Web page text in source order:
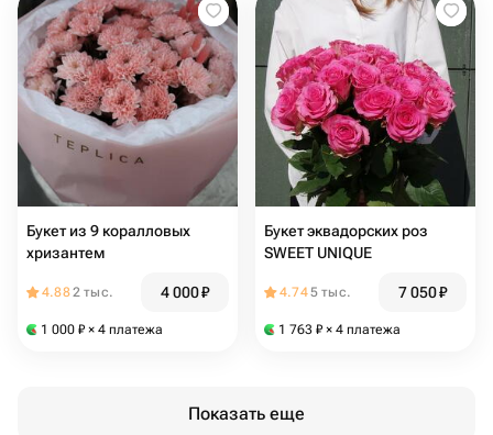
Букет из 9 коралловых
хризантем
4.882 тыс. 4 000₽
1 000 ₽ × 4 платежа
Букет эквадорских роз
SWEET UNIQUE
4.745 тыс. 7 050₽
1 763 ₽ × 4 платежа
Показать еще